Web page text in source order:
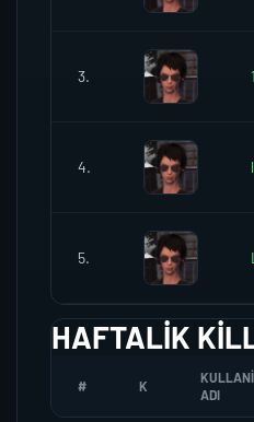
3.
4.
5.
HAFTALIK
# K
ADI